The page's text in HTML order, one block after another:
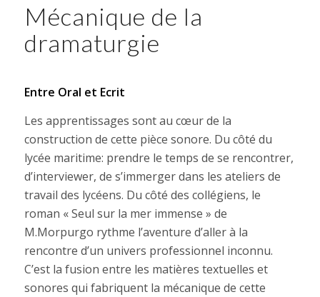
Mécanique de la
dramaturgie
Entre Oral et Ecrit
Les apprentissages sont au cœur de la
construction de cette pièce sonore. Du côté du
lycée maritime: prendre le temps de se rencontrer,
d’interviewer, de s’immerger dans les ateliers de
travail des lycéens. Du côté des collégiens, le
roman « Seul sur la mer immense » de
M.Morpurgo rythme l’aventure d’aller à la
rencontre d’un univers professionnel inconnu.
C’est la fusion entre les matières textuelles et
sonores qui fabriquent la mécanique de cette